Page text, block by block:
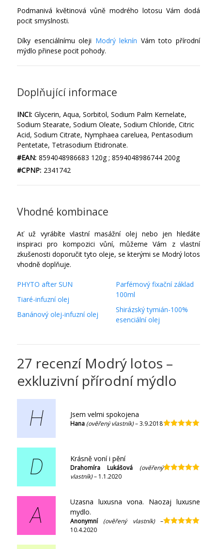
Podmanivá květinová vůně modrého lotosu Vám dodá
pocit smyslnosti.
Díky esenciálnímu oleji Modrý leknín Vám toto přírodní
mýdlo přinese pocit pohody.
Doplňující informace
INCI: Glycerin, Aqua, Sorbitol, Sodium Palm Kernelate,
Sodium Stearate, Sodium Oleate, Sodium Chloride, Citric
Acid, Sodium Citrate, Nymphaea careluea, Pentasodium
Pentetate, Tetrasodium Etidronate.
#EAN: 8594048986683 120g ; 8594048986744 200g
#CPNP: 2341742
Vhodné kombinace
Ať už vyrábíte vlastní masážní olej nebo jen hledáte
inspiraci pro kompozici vůní, můžeme Vám z vlastní
zkušenosti doporučit tyto oleje, se kterými se Modrý lotos
vhodně doplňuje.
PHYTO after SUN
Tiaré-infuzní olej
Banánový olej-infuzní olej
Parfémový fixační základ
100ml
Shirázský tymián-100%
esenciální olej
27 recenzí Modrý lotos –
exkluzivní přírodní mýdlo
H Jsem velmi spokojena
Hana (ověřený vlastník)–3.9.2018
D Krásně voní i pění
Drahomíra Lukášová (ověřený
vlastník)– 1.1.2020
A
Uzasna luxusna vona. Naozaj luxusne
mydlo.
Anonymní (ověřený vlastník)
–
10.4.2020